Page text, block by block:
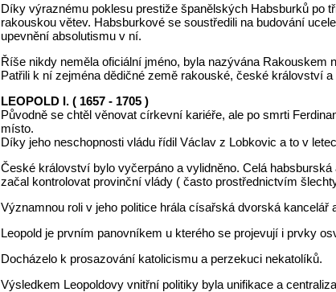
Díky výraznému poklesu prestiže španělských Habsburků po
rakouskou větev. Habsburkové se soustředili na budování
upevnění absolutismu v ní.
Říše nikdy neměla oficiální jméno, byla nazývána Rakouskem
Patřili k ní zejména dědičné země rakouské, české království
LEOPOLD I. ( 1657 - 1705 )
Původně se chtěl věnovat církevní kariéře, ale po smrti
místo.
Díky jeho neschopnosti vládu řídil Václav z Lobkovic a to v
České království bylo vyčerpáno a vylidněno. Celá
začal kontrolovat provinční vlády ( často prostřednictvím
Významnou roli v jeho politice hrála císařská dvorská kancelář
Leopold je prvním panovníkem u kterého se projevují i prvky
Docházelo k prosazování katolicismu a perzekuci nekatolíků.
Výsledkem Leopoldovy vnitřní politiky byla unifikace a